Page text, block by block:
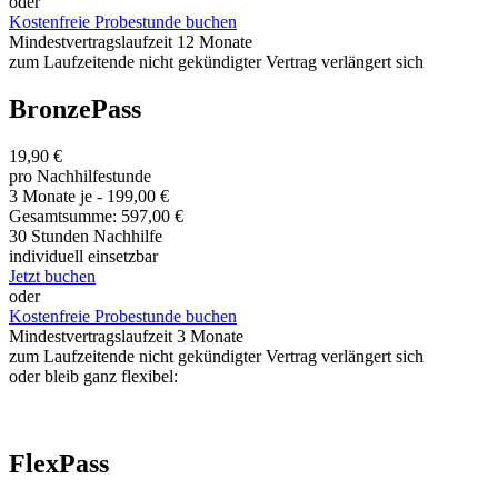
Kostenfreie Probestunde buchen
Mindestvertragslaufzeit 12 Monate
zum Laufzeitende nicht gekündigter Vertrag verlängert sich
BronzePass
19,90 €
pro Nachhilfestunde
3 Monate je - 199,00 €
Gesamtsumme: 597,00 €
30 Stunden Nachhilfe
individuell einsetzbar
Jetzt buchen
oder
Kostenfreie Probestunde buchen
Mindestvertragslaufzeit 3 Monate
zum Laufzeitende nicht gekündigter Vertrag verlängert sich
oder bleib ganz flexibel:
FlexPass